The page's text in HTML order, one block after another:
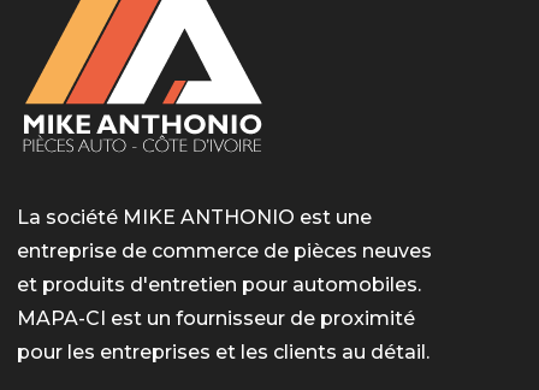
La société MIKE ANTHONIO est une
entreprise de commerce de pièces neuves
et produits d'entretien pour automobiles.
MAPA-CI est un fournisseur de proximité
pour les entreprises et les clients au détail.